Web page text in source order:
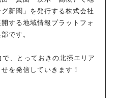
いけだのいちご狩り屋さん」
の栽培方法な
かうまくいかないことも多かっ
ごドリンクなども販売 お会計
ていちごを試食。 「やっ
いなぁ～」と言わんばかりに、
特徴
くておいしかったです。 さ
新聞」を発行する株式会社
する地域情報プラットフォ
です。
、とっておきの北摂エリア
を発信していきます！